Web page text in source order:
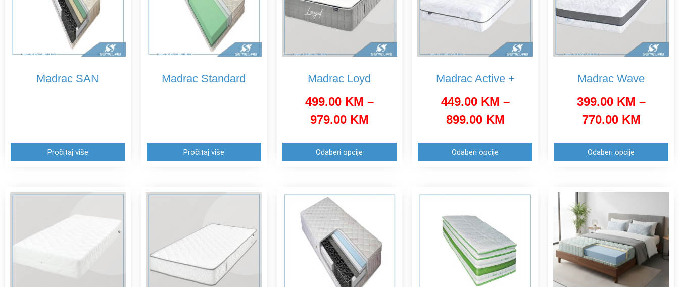
Madrac SAN
Pročitaj više
Madrac Standard
Pročitaj više
Madrac Loyd
499.00 KM –
979.00 KM
Odaberi opcije
Madrac Active +
449.00 KM –
899.00 KM
Odaberi opcije
Madrac Wave
399.00 KM –
770.00 KM
Odaberi opcije